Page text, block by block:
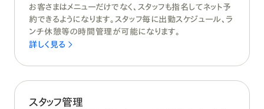
お客さまはメニューだけでなく、スタッフも指名してネット予
約できるようになります。スタッフ毎に出勤スケジュール、ラ
ンチ休憩等の時間管理が可能になります。
詳しく見る
スタッフ管理